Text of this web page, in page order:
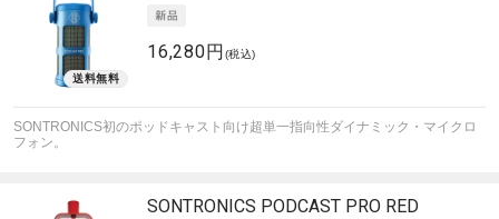
16,280円 (税込)
SONTRONICS初のポッドキャスト向け超単一指向性ダイナミック・マイクロ
フォン。
SONTRONICS PODCAST PRO RED